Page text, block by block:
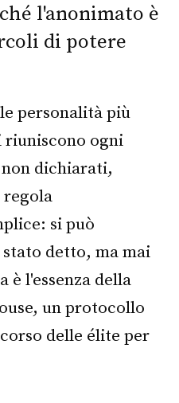
l'anonimato è
di potere
personalità più
riuniscono ogni
dichiarati,
regola
si può
detto, ma mai
è l'essenza della
un protocollo
delle élite per